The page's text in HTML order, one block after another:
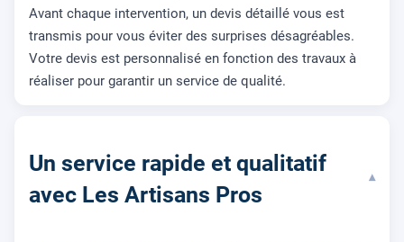
Avant chaque intervention, un devis détaillé vous est
transmis pour vous éviter des surprises désagréables.
Votre devis est personnalisé en fonction des travaux à
réaliser pour garantir un service de qualité.
Un service rapide et qualitatif
avec Les Artisans Pros
▾